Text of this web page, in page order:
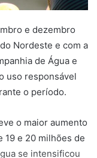
e dezembro
Nordeste e com a
de Água e
uso responsável
o período.
o maior aumento
19 e 20 milhões de
se intensificou